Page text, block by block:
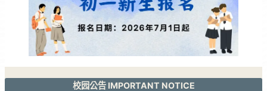
校园公告 IMPORTANT NOTICE